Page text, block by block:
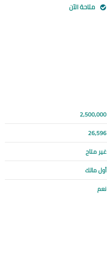
متاحة الآن
2,500,000
26,596
غير متاح
أول مالك
نعم